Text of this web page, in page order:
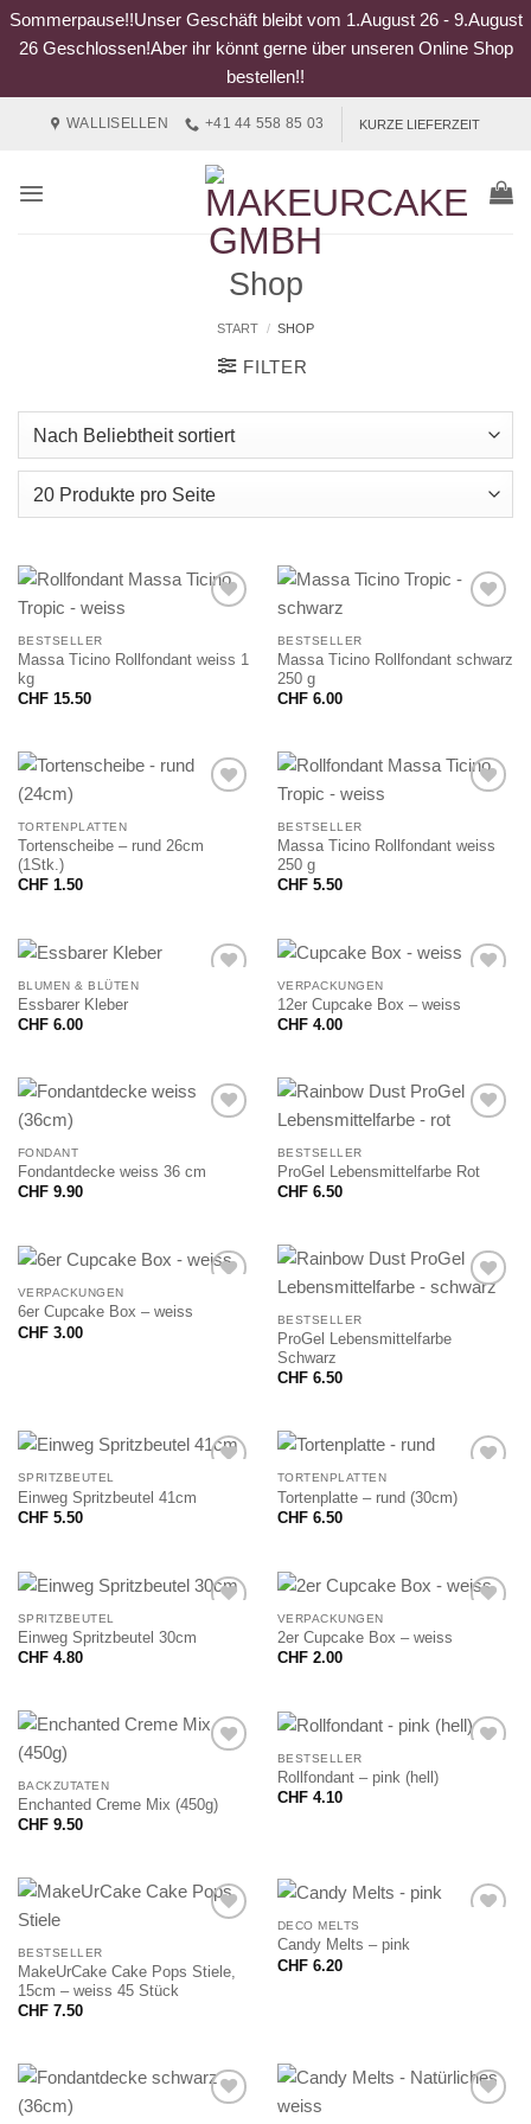
Sommerpause!!Unser Geschäft bleibt vom 1.August 26 - 9.August
26 Geschlossen!Aber ihr könnt gerne über unseren Online Shop
bestellen!!
WALLISELLEN +41 44 558 85 03 KURZE LIEFERZEIT
Shop
START / SHOP
FILTER
BESTSELLER
Massa Ticino Rollfondant weiss 1
kg
CHF15.50
BESTSELLER
Massa Ticino Rollfondant schwarz
250 g
CHF6.00
TORTENPLATTEN
Tortenscheibe – rund 26cm
(1Stk.)
CHF1.50
BESTSELLER
Massa Ticino Rollfondant weiss
250 g
CHF5.50
BLUMEN & BLÜTEN
Essbarer Kleber
CHF6.00
VERPACKUNGEN
12er Cupcake Box – weiss
CHF4.00
FONDANT
Fondantdecke weiss 36 cm
CHF9.90
BESTSELLER
ProGel Lebensmittelfarbe Rot
CHF6.50
VERPACKUNGEN
6er Cupcake Box – weiss
CHF3.00
BESTSELLER
ProGel Lebensmittelfarbe
Schwarz
CHF6.50
SPRITZBEUTEL
Einweg Spritzbeutel 41cm
CHF5.50
TORTENPLATTEN
Tortenplatte – rund (30cm)
CHF6.50
SPRITZBEUTEL
Einweg Spritzbeutel 30cm
CHF4.80
VERPACKUNGEN
2er Cupcake Box – weiss
CHF2.00
BACKZUTATEN
Enchanted Creme Mix (450g)
CHF9.50
BESTSELLER
Rollfondant – pink (hell)
CHF4.10
BESTSELLER
MakeUrCake Cake Pops Stiele,
15cm – weiss 45 Stück
CHF7.50
DECO MELTS
Candy Melts – pink
CHF6.20